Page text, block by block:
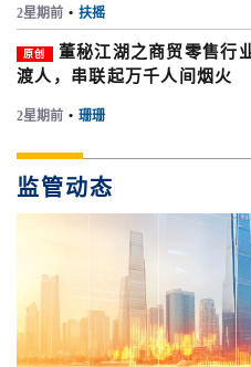
2星期前 • 扶摇
原创
董秘江湖之商贸零售行
渡人，串联起万千人间烟火
2星期前 • 珊珊
监管动态